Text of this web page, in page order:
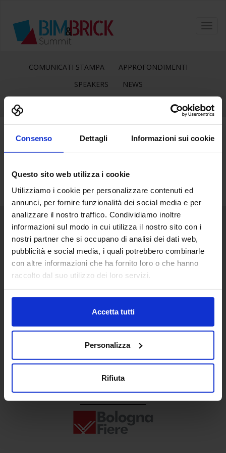
Consenso Dettagli Informazioni sui cookie
Questo sito web utilizza i cookie
Utilizziamo i cookie per personalizzare contenuti ed
annunci, per fornire funzionalità dei social media e per
analizzare il nostro traffico. Condividiamo inoltre
informazioni sul modo in cui utilizza il nostro sito con i
nostri partner che si occupano di analisi dei dati web,
pubblicità e social media, i quali potrebbero combinarle
con altre informazioni che ha fornito loro o che hanno
raccolto dal suo utilizzo dei loro servizi.
Accetta tutti
Personalizza
Rifiuta
COMUNICATI STAMPA
APPROFONDIMENTI
SPEAKERS
NEWS
Senaf srl
+ 39 02.332039460
Progetto e direzione